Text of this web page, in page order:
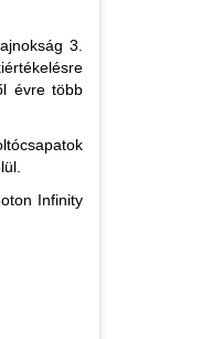
3.
évre több
Infinity